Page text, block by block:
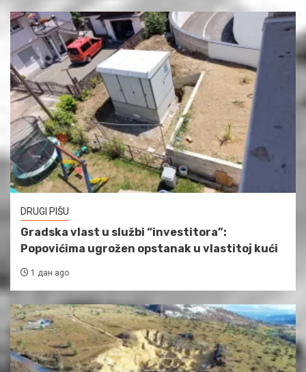
DRUGI PIŠU
Gradska vlast u službi “investitora”:
Popovićima ugrožen opstanak u vlastitoj kući
1 дан ago